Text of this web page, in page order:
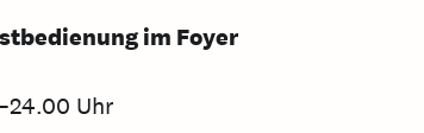
im Foyer
Uhr